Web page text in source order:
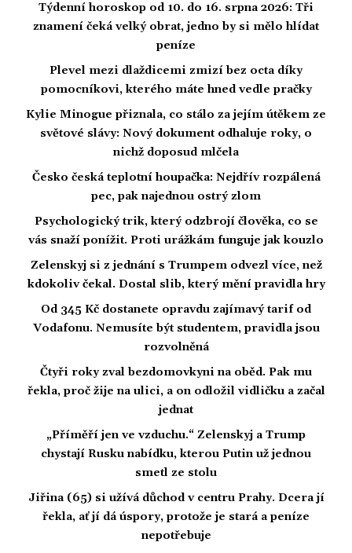
Týdenní horoskop od 10. do 16. srpna 2026: Tři
znamení čeká velký obrat, jedno by si mělo hlídat
peníze
Plevel mezi dlaždicemi zmizí bez octa díky
pomocníkovi, kterého máte hned vedle pračky
Kylie Minogue přiznala, co stálo za jejím útěkem ze
světové slávy: Nový dokument odhaluje roky, o
nichž doposud mlčela
Česko česká teplotní houpačka: Nejdřív rozpálená
pec, pak najednou ostrý zlom
Psychologický trik, který odzbrojí člověka, co se
vás snaží ponížit. Proti urážkám funguje jak kouzlo
Zelenskyj si z jednání s Trumpem odvezl více, než
kdokoliv čekal. Dostal slib, který mění pravidla hry
Od 345 Kč dostanete opravdu zajímavý tarif od
Vodafonu. Nemusíte být studentem, pravidla jsou
rozvolněná
Čtyři roky zval bezdomovkyni na oběd. Pak mu
řekla, proč žije na ulici, a on odložil vidličku a začal
jednat
„Příměří jen ve vzduchu.“ Zelenskyj a Trump
chystají Rusku nabídku, kterou Putin už jednou
smetl ze stolu
Jiřina (65) si užívá důchod v centru Prahy. Dcera jí
řekla, ať jí dá úspory, protože je stará a peníze
nepotřebuje